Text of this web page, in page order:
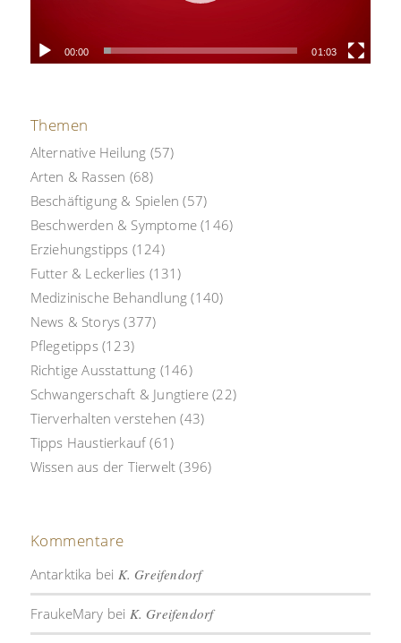
00:00 01:03
Themen
Alternative Heilung (57)
Arten & Rassen (68)
Beschäftigung & Spielen (57)
Beschwerden & Symptome (146)
Erziehungstipps (124)
Futter & Leckerlies (131)
Medizinische Behandlung (140)
News & Storys (377)
Pflegetipps(123)
Richtige Ausstattung (146)
Schwangerschaft & Jungtiere (22)
Tierverhalten verstehen (43)
Tipps Haustierkauf (61)
Wissen aus der Tierwelt (396)
Kommentare
Antarktika bei K. Greifendorf
FraukeMary bei K. Greifendorf